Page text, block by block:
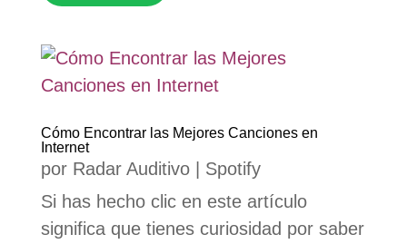
Cómo Encontrar las Mejores Canciones en
Internet
por Radar Auditivo| Spotify
Si has hecho clic en este artículo
significa que tienes curiosidad por saber